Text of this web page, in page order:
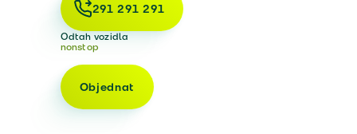
291 291 291
Odtah vozidla
nonstop
Objednat